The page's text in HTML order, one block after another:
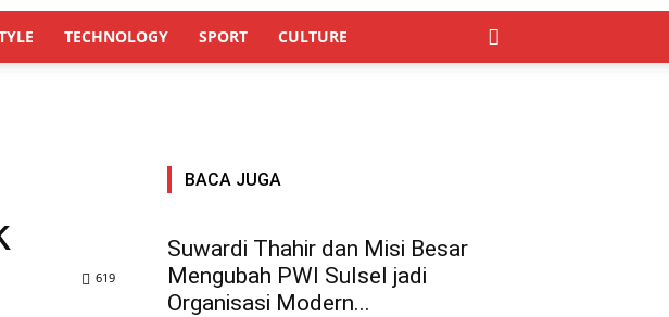
TECHNOLOGY SPORT CULTURE
619
BACA JUGA
Suwardi Thahir dan Misi Besar
Mengubah PWI Sulsel jadi
Organisasi Modern...